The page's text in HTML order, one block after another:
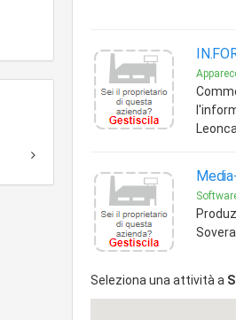
Seleziona una attività a